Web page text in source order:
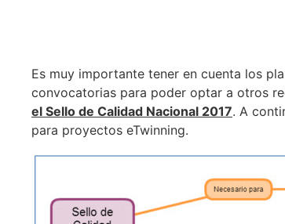
Es muy importante tener en cuenta los
convocatorias para poder optar a otros
el Sello de Calidad Nacional 2017. A
para proyectos eTwinning.